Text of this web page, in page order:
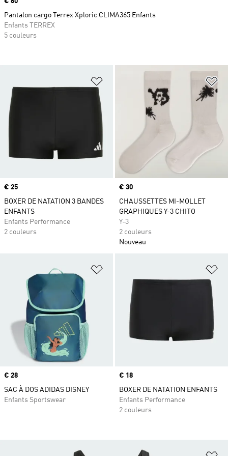
Ajouter à la Liste de produits
Prix
€ 25
BOXER DE NATATION 3 BANDES
ENFANTS
Enfants Performance
2 couleurs
Prix
€ 30
CHAUSSETTES MI-MOLLET
GRAPHIQUES Y-3 CHITO
Y-3
2 couleurs
Nouveau
Ajouter à la Liste de produits
Prix
€ 28
SAC À DOS ADIDAS DISNEY
Enfants Sportswear
Prix
€ 18
BOXER DE NATATION ENFANTS
Enfants Performance
2 couleurs
Pantalon cargo Terrex Xploric CLIMA365 Enfants
Enfants TERREX
5 couleurs